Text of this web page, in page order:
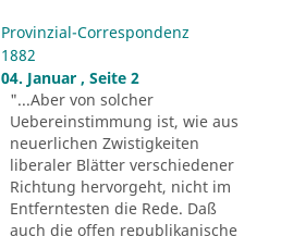
Provinzial-Correspondenz
1882
04. Januar , Seite 2
"...Aber von solcher
Uebereinstimmung ist, wie aus
neuerlichen Zwistigkeiten
liberaler Blätter verschiedener
Richtung hervorgeht, nicht im
Entferntesten die Rede. Daß
auch die offen republikanische